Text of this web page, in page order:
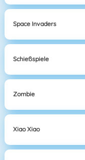
Space Invaders
Schießspiele
Zombie
Xiao Xiao